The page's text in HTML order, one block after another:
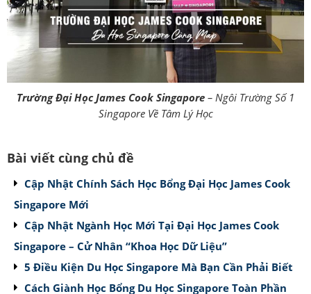
Trường Đại Học James Cook Singapore – Ngôi Trường Số 1
Singapore Về Tâm Lý Học
Bài viết cùng chủ đề
Cập Nhật Chính Sách Học Bổng Đại Học James Cook
Singapore Mới
Cập Nhật Ngành Học Mới Tại Đại Học James Cook
Singapore – Cử Nhân “Khoa Học Dữ Liệu”
5 Điều Kiện Du Học Singapore Mà Bạn Cần Phải Biết
Cách Giành Học Bổng Du Học Singapore Toàn Phần